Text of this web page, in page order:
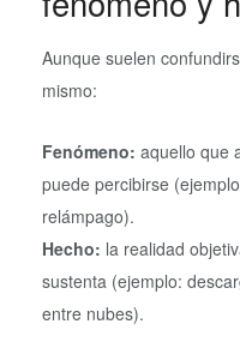
Aunque suelen
mismo:
Fenómeno: aquello que
puede percibirse
relámpago).
Hecho: la realidad
sustenta (ejemplo:
entre nubes).